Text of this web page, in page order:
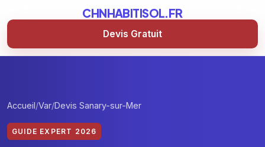
CHNHABITISOL.FR
Devis Gratuit
Accueil Var Devis Sanary-sur-Mer
GUIDE EXPERT 2026